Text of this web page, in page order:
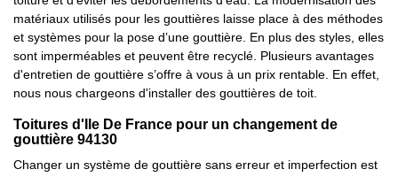
matériaux utilisés pour les gouttières laisse place à des méthodes
et systèmes pour la pose d’une gouttière. En plus des styles, elles
sont imperméables et peuvent être recyclé. Plusieurs avantages
d'entretien de gouttière s’offre à vous à un prix rentable. En effet,
nous nous chargeons d'installer des gouttières de toit.
Toitures d'Ile De France pour un changement de
gouttière 94130
Changer un système de gouttière sans erreur et imperfection est